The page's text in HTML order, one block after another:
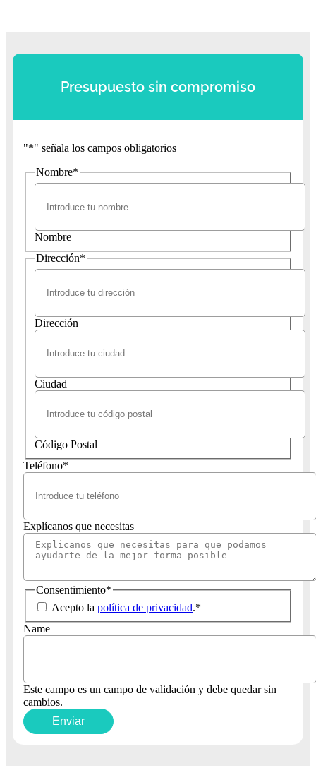
Presupuesto sin compromiso
"*" señala los campos obligatorios
Nombre*
Nombre
Dirección*
Dirección
Ciudad
Código Postal
Teléfono*
Explícanos que necesitas
Consentimiento*
Acepto la política de privacidad.*
Name
Este campo es un campo de validación y debe quedar sin
cambios.